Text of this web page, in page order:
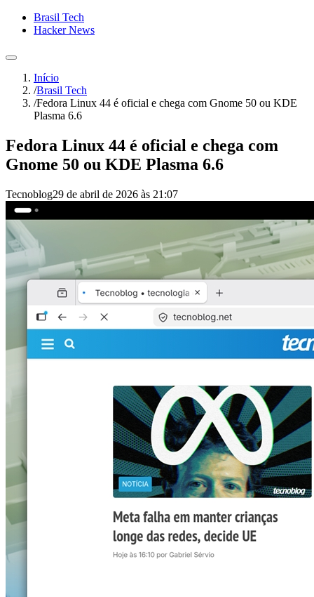
Brasil Tech
Hacker News
Início
/Brasil Tech
/Fedora Linux 44 é oficial e chega com Gnome 50 ou KDE
Plasma 6.6
Fedora Linux 44 é oficial e chega com
Gnome 50 ou KDE Plasma 6.6
Tecnoblog29 de abril de 2026 às 21:07